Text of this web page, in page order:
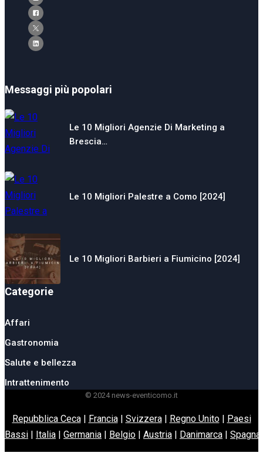
Messaggi più popolari
Le 10 Migliori Agenzie Di Marketing a
Brescia…
Le 10 Migliori Palestre a Como [2024]
Le 10 Migliori Barbieri a Fiumicino [2024]
Categorie
Affari
Gastronomia
Salute e bellezza
Intrattenimento
© 2024 news-eventicomo.it
Repubblica Ceca| Francia| Svizzera| Regno Unito| Paesi
Bassi | Italia | Germania | Belgio | Austria | Danimarca | Spagna